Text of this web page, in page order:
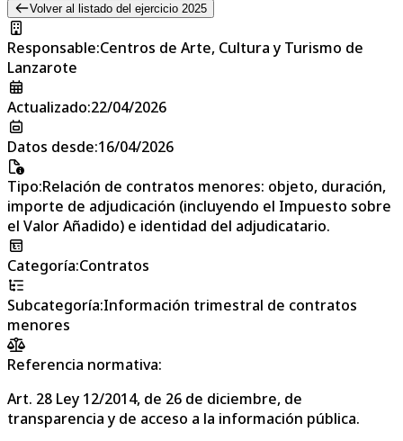
Volver al listado del ejercicio 2025
Responsable:Centros de Arte, Cultura y Turismo de
Lanzarote
Actualizado:22/04/2026
Datos desde:16/04/2026
Tipo:Relación de contratos menores: objeto, duración,
importe de adjudicación (incluyendo el Impuesto sobre
el Valor Añadido) e identidad del adjudicatario.
Categoría:Contratos
Subcategoría:Información trimestral de contratos
menores
Referencia normativa:
Art. 28 Ley 12/2014, de 26 de diciembre, de
transparencia y de acceso a la información pública.